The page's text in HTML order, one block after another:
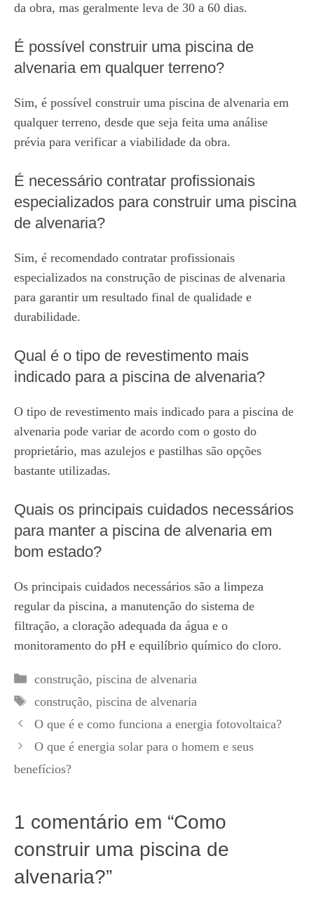
da obra, mas geralmente leva de 30 a 60 dias.
É possível construir uma piscina de
alvenaria em qualquer terreno?
Sim, é possível construir uma piscina de alvenaria em
qualquer terreno, desde que seja feita uma análise
prévia para verificar a viabilidade da obra.
É necessário contratar profissionais
especializados para construir uma piscina
de alvenaria?
Sim, é recomendado contratar profissionais
especializados na construção de piscinas de alvenaria
para garantir um resultado final de qualidade e
durabilidade.
Qual é o tipo de revestimento mais
indicado para a piscina de alvenaria?
O tipo de revestimento mais indicado para a piscina de
alvenaria pode variar de acordo com o gosto do
proprietário, mas azulejos e pastilhas são opções
bastante utilizadas.
Quais os principais cuidados necessários
para manter a piscina de alvenaria em
bom estado?
Os principais cuidados necessários são a limpeza
regular da piscina, a manutenção do sistema de
filtração, a cloração adequada da água e o
monitoramento do pH e equilíbrio químico do cloro.
Categorias
construção, piscina de alvenaria
Tags
construção, piscina de alvenaria
O que é e como funciona a energia fotovoltaica?
O que é energia solar para o homem e seus
benefícios?
1 comentário em “Como
construir uma piscina de
alvenaria?”